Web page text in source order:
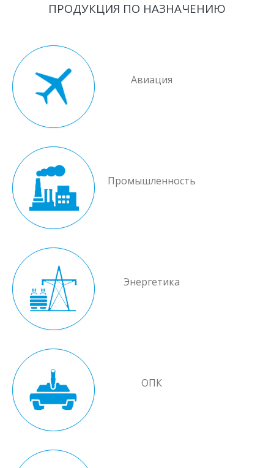
ПРОДУКЦИЯ ПО НАЗНАЧЕНИЮ
Авиация
Промышленность
Энергетика
ОПК